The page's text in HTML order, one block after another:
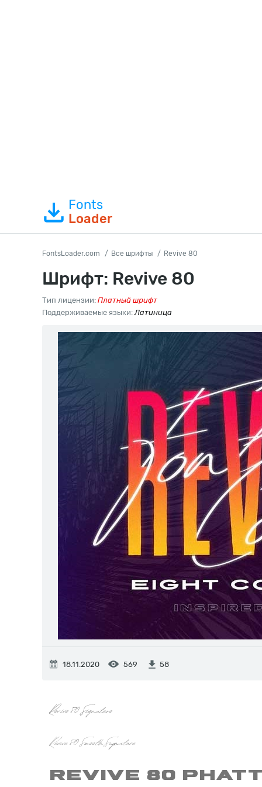
Fonts
Loader
FontsLoader.com Все шрифты Revive 80
Шрифт: Revive 80
Тип лицензии: Платный шрифт
Поддерживаемые языки:Латиница
18.11.2020 569 58